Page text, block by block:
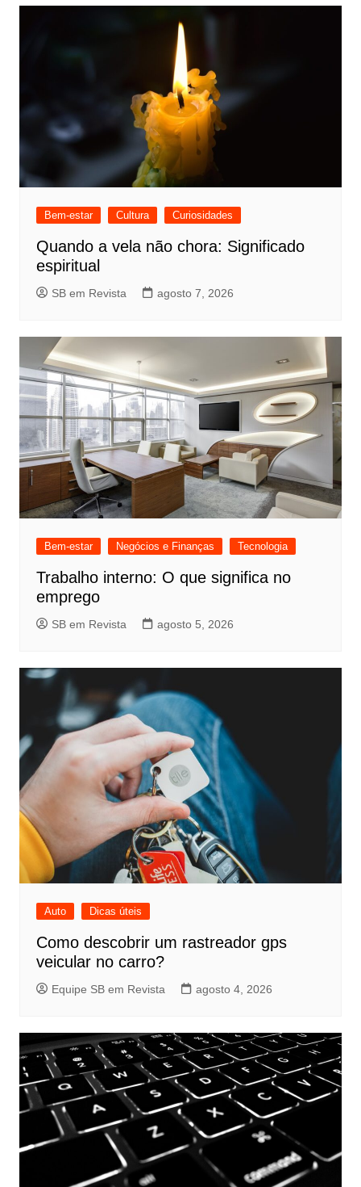
Bem-estar Cultura Curiosidades
Quando a vela não chora: Significado
espiritual
SB em Revista agosto 7, 2026
Bem-estar Negócios e Finanças Tecnologia
Trabalho interno: O que significa no
emprego
SB em Revista agosto 5, 2026
Auto Dicas úteis
Como descobrir um rastreador gps
veicular no carro?
Equipe SB em Revista agosto 4, 2026